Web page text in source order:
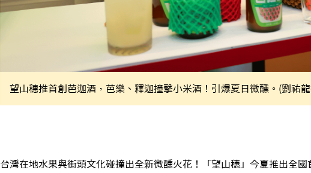
望山穗推首創芭迦酒，芭樂、釋迦撞擊小米酒！引爆夏日微醺。(劉祐
台灣在地水果與街頭文化碰撞出全新微醺火花！「望山穗」今夏推出全國